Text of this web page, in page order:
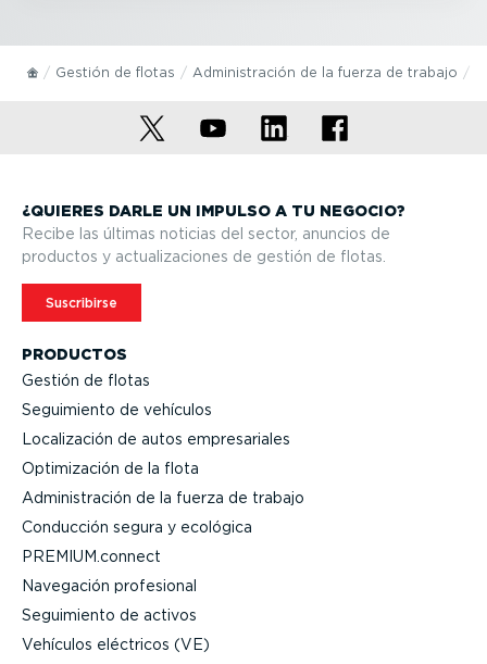
Gestión de flotas Adminis­tración de la fuerza de trabajo
PRODUCTOS
Gestión de flotas
Seguimiento de vehículos
Locali­zación de autos empre­sa­riales
Optimi­zación de la flota
Adminis­tración de la fuerza de trabajo
Conducción segura y ecológica
PREMIUM.connect
Navegación profesional
Seguimiento de activos
Vehículos eléctricos (VE)
¿QUIERES DARLE UN IMPULSO A TU NEGOCIO?
Recibe las últimas noticias del sector, anuncios de
productos y actua­li­za­ciones de gestión de flotas.
Suscribirse